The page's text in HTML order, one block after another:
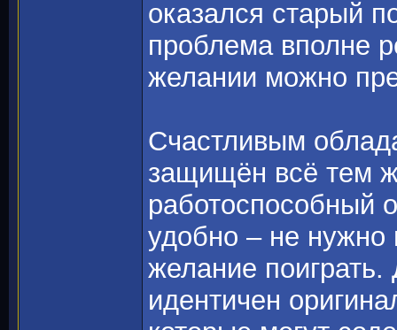
оказался старый
проблема вполне
желании можно
Счастливым
защищён всё тем
работоспособный
удобно – не нужно
желание
идентичен